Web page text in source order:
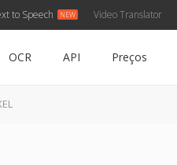
to Speech Video Translator
OCR API Preços